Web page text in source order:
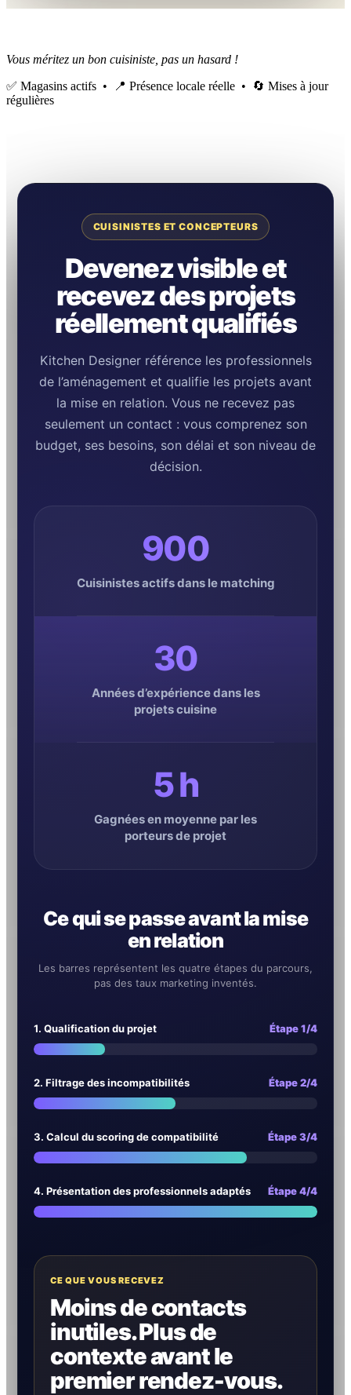
Vous méritez un bon cuisiniste, pas un hasard !
✅ Magasins actifs • 📍 Présence locale réelle • 🔄 Mises à jour
régulières
CUISINISTES ET CONCEPTEURS
Devenez visible et
recevez des projets
réellement qualifiés
Kitchen Designer référence les professionnels
de l’aménagement et qualifie les projets avant
la mise en relation. Vous ne recevez pas
seulement un contact : vous comprenez son
budget, ses besoins, son délai et son niveau de
décision.
900
Cuisinistes actifs dans le matching
30
Années d’expérience dans les
projets cuisine
5 h
Gagnées en moyenne par les
porteurs de projet
Ce qui se passe avant la mise
en relation
Les barres représentent les quatre étapes du parcours,
pas des taux marketing inventés.
1. Qualification du projet Étape 1/4
2. Filtrage des incompatibilités Étape 2/4
3. Calcul du scoring de compatibilité Étape 3/4
4. Présentation des professionnels adaptés Étape 4/4
CE QUE VOUS RECEVEZ
Moins de contacts
inutiles. Plus de
contexte avant le
premier rendez-vous.